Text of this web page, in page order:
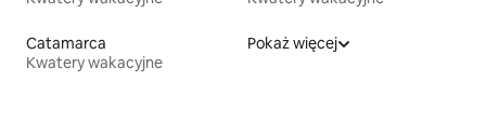
Catamarca
Kwatery wakacyjne
Pokaż więcej